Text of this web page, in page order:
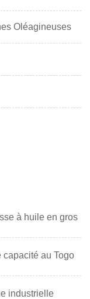
Oléagineuses
à huile en gros
au Togo
industrielle